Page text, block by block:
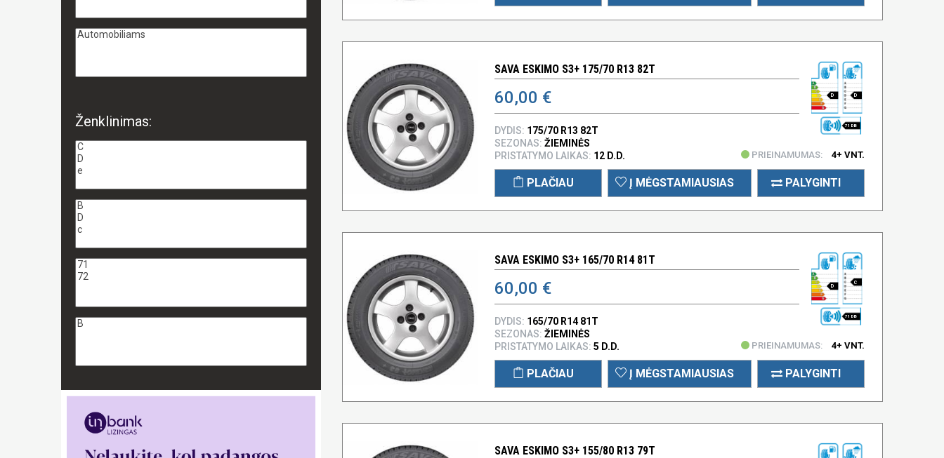
Ženklinimas:
SAVA ESKIMO S3+ 175/70 R13 82T
60,00 € D D
71 DB
DYDIS: 175/70 R13 82T
SEZONAS: ŽIEMINĖS
PRISTATYMO LAIKAS: 12 D.D. PRIEINAMUMAS: 4+ VNT.
PLAČIAU Į MĖGSTAMIAUSIAS PALYGINTI
SAVA ESKIMO S3+ 165/70 R14 81T
60,00 € D
C
71 DB
DYDIS: 165/70 R14 81T
SEZONAS: ŽIEMINĖS
PRISTATYMO LAIKAS: 5 D.D. PRIEINAMUMAS: 4+ VNT.
PLAČIAU Į MĖGSTAMIAUSIAS PALYGINTI
SAVA ESKIMO S3+ 155/80 R13 79T